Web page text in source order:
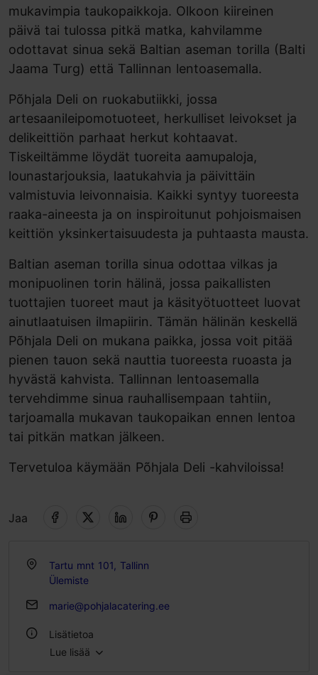
mukavimpia taukopaikkoja. Olkoon kiireinen
päivä tai tulossa pitkä matka, kahvilamme
odottavat sinua sekä Baltian aseman torilla (Balti
Jaama Turg) että Tallinnan lentoasemalla.
Põhjala Deli on ruokabutiikki, jossa
artesaanileipomotuoteet, herkulliset leivokset ja
delikeittiön parhaat herkut kohtaavat.
Tiskeiltämme löydät tuoreita aamupaloja,
lounastarjouksia, laatukahvia ja päivittäin
valmistuvia leivonnaisia. Kaikki syntyy tuoreesta
raaka-aineesta ja on inspiroitunut pohjoismaisen
keittiön yksinkertaisuudesta ja puhtaasta mausta.
Baltian aseman torilla sinua odottaa vilkas ja
monipuolinen torin hälinä, jossa paikallisten
tuottajien tuoreet maut ja käsityötuotteet luovat
ainutlaatuisen ilmapiirin. Tämän hälinän keskellä
Põhjala Deli on mukana paikka, jossa voit pitää
pienen tauon sekä nauttia tuoreesta ruoasta ja
hyvästä kahvista. Tallinnan lentoasemalla
tervehdimme sinua rauhallisempaan tahtiin,
tarjoamalla mukavan taukopaikan ennen lentoa
tai pitkän matkan jälkeen.
Tervetuloa käymään Põhjala Deli -kahviloissa!
Jaa
Tartu mnt 101, Tallinn
Ülemiste
marie@pohjalacatering.ee
Lisätietoa
Lue lisää